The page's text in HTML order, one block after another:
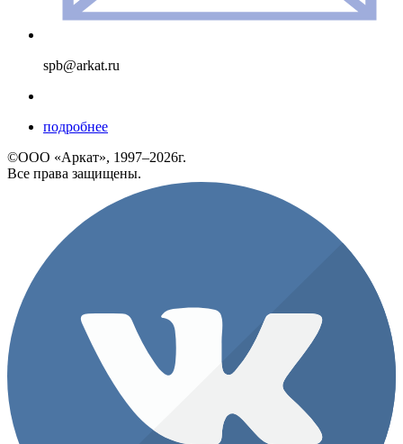
spb@arkat.ru
подробнее
©ООО «Аркат», 1997–2026г.
Все права защищены.